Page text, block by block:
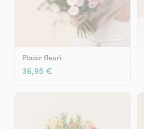
Plaisir fleuri
36,95 €